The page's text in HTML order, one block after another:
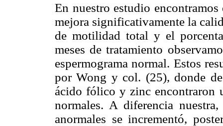
En nuestro estudio
mejora significativamente la
de motilidad total y el
meses de tratamiento
espermograma normal. Estos
por Wong y col. (25), donde
ácido fólico y zinc encontraron
normales. A diferencia
anormales se incrementó,